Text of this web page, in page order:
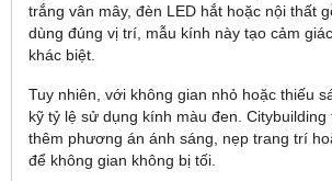
trắng vân mây, đèn LED hắt hoặc nội thất
dùng đúng vị trí, mẫu kính này tạo cảm
khác biệt.
Tuy nhiên, với không gian nhỏ hoặc thiếu
kỹ tỷ lệ sử dụng kính màu đen.
thêm phương án ánh sáng, nẹp trang trí
để không gian không bị tối.